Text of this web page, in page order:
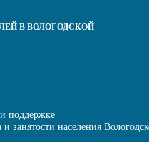
В ВОЛОГОДСКОЙ
поддержке
и занятости населения